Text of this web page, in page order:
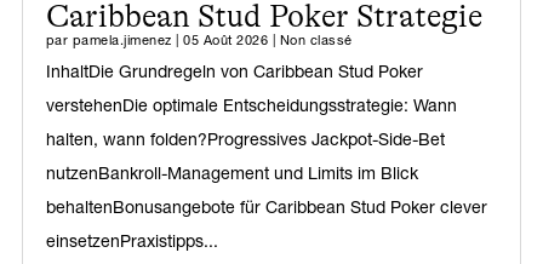
Caribbean Stud Poker Strategie
par pamela.jimenez |05 Août 2026 Non classé
InhaltDie Grundregeln von Caribbean Stud Poker
verstehenDie optimale Entscheidungsstrategie: Wann
halten, wann folden?Progressives Jackpot-Side-Bet
nutzenBankroll-Management und Limits im Blick
behaltenBonusangebote für Caribbean Stud Poker clever
einsetzenPraxistipps...